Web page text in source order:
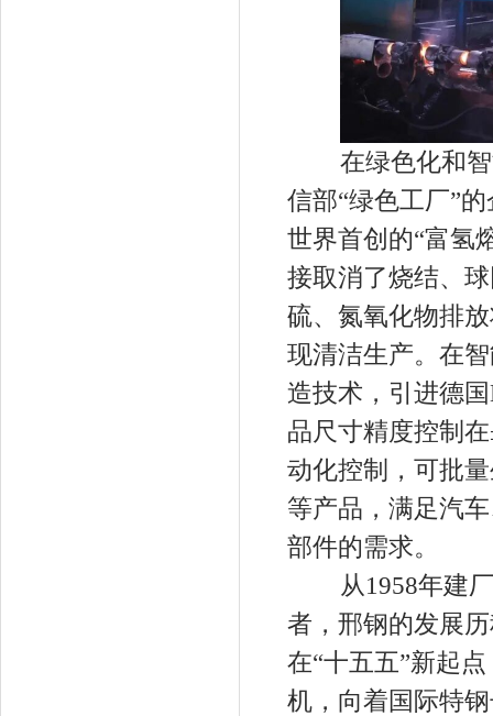
在绿色化和智
信部“绿色工厂”
世界首创的“富氢
接取消了烧结、
硫、氮氧化物排
现清洁生产。在
造技术，引进德
品尺寸精度控制
动化控制，可批
等产品，满足汽
部件的需求。
从1958年建厂
者，邢钢的发展
在“十五五”新起
机，向着国际特